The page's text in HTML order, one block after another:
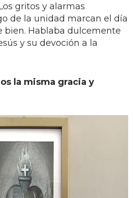
gritos y alarmas
de la unidad marcan el día
bien. Hablaba dulcemente
y su devoción a la
la misma gracia y